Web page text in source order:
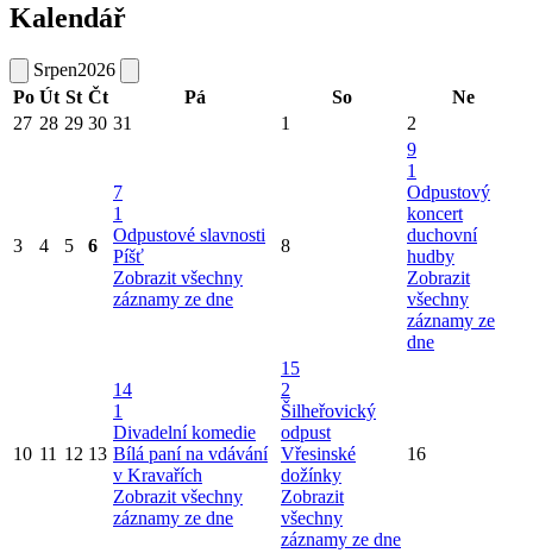
Kalendář
Srpen2026
Po Út St Čt Pá So
Ne
27 28 29 30 31 1 2
3 4 5 6
7
1
Odpustové slavnosti
Píšť
Zobrazit všechny
záznamy ze dne
8
9
1
Odpustový
koncert
duchovní
hudby
Zobrazit
všechny
záznamy ze
dne
10 11 12 13
14
1
Divadelní komedie
Bílá paní na vdávání
v Kravařích
Zobrazit všechny
záznamy ze dne
15
2
Šilheřovický
odpust
Vřesinské
dožínky
Zobrazit
všechny
záznamy ze dne
16